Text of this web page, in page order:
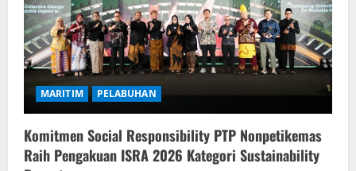
MARITIM PELABUHAN
Komitmen Social Responsibility PTP Nonpetikemas
Raih Pengakuan ISRA 2026 Kategori Sustainability